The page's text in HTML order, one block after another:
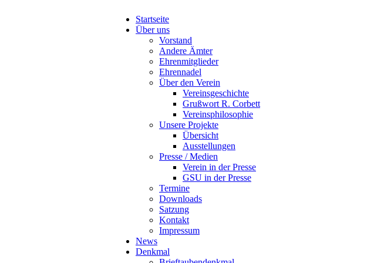
Startseite
Über uns
Vorstand
Andere Ämter
Ehrenmitglieder
Ehrennadel
Über den Verein
Vereinsgeschichte
Grußwort R. Corbett
Vereinsphilosophie
Unsere Projekte
Übersicht
Ausstellungen
Presse / Medien
Verein in der Presse
GSU in der Presse
Termine
Downloads
Satzung
Kontakt
Impressum
News
Denkmal